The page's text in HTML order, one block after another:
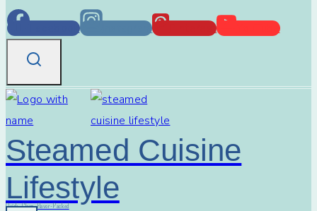
Facebook Instagram Pinterest YouTube
Steamed Cuisine
Lifestyle
Quick, Clean, Flavor-Packed